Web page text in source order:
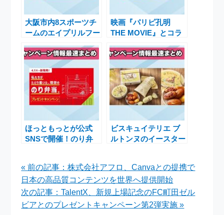
大阪市内8スポーツチ
ームのエイプリルフー
「OSAKA SPORTS
GROOVE」のご案内
映画『パリピ孔明
THE MOVIE』とコラ
®ときわ亭限定キャン
ペーン開催
ほっともっとが公式
SNSで開催！のり弁
ンペーン
ビスキュイテリエ ブ
ルトンヌのイースター
ンペーン
« 前の記事：株式会社アフロ、Canvaとの提携で
日本の高品質コンテンツを世界へ提供開始
次の記事：TalentX、新規上場記念のFC町田ゼル
ビアとのプレゼントキャンペーン第2弾実施 »